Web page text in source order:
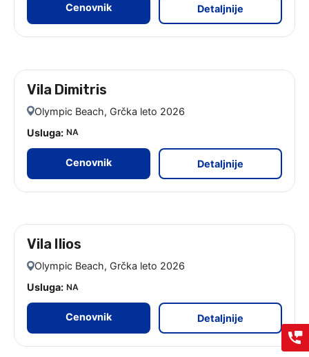
Cenovnik Detaljnije
Vila Dimitris
Olympic Beach, Grčka leto 2026
Usluga: NA
Cenovnik Detaljnije
Vila Ilios
Olympic Beach, Grčka leto 2026
Usluga: NA
Cenovnik Detaljnije